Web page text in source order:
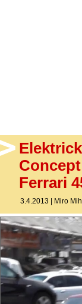
Ferrari
3.4.2013 | Miro